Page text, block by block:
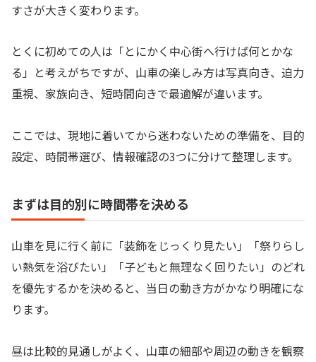
すさが大きく変わります。
とくに初めての人は「とにかく中心街へ行けば何とかな
る」と考えがちですが、山車の楽しみ方は写真向き、迫力
重視、家族向き、短時間向きで最適解が違います。
ここでは、現地に着いてから迷わないための準備を、目的
設定、時間帯選び、情報確認の3つに分けて整理します。
まずは目的別に時間帯を決める
山車を見に行く前に「装飾をじっくり見たい」「祭りらし
い熱気を浴びたい」「子どもと無理なく回りたい」のどれ
を優先するかを決めると、当日の動き方がかなり明確にな
ります。
昼は比較的見通しがよく、山車の細部や周辺の動きを観察